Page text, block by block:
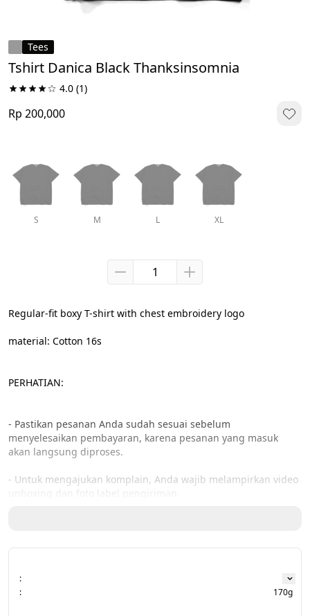
Tees
Tshirt Danica Black Thanksinsomnia
4.0 (1)
Rp 200,000
S M L XL
Regular-fit boxy T-shirt with chest embroidery logo
material: Cotton 16s
PERHATIAN:
- Pastikan pesanan Anda sudah sesuai sebelum
menyelesaikan pembayaran, karena pesanan yang masuk
akan langsung diproses.
- Untuk mengajukan komplain, Anda wajib melampirkan video
unboxing dan foto label pengiriman.
:
:
170g